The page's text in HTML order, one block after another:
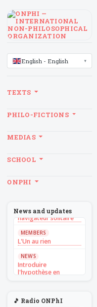
LANGUAGE
English - English
TEXTS
PHILO-FICTIONS
MEDIAS
SCHOOL
ONPHI
News and updates
Sans recul
Théorie du
navigateur solitaire
MEMBERS
L'Un au rien
NEWS
Introduire
l'hypothèse en
Voltaire aurait mis ça
🎵 Radio ONPhI